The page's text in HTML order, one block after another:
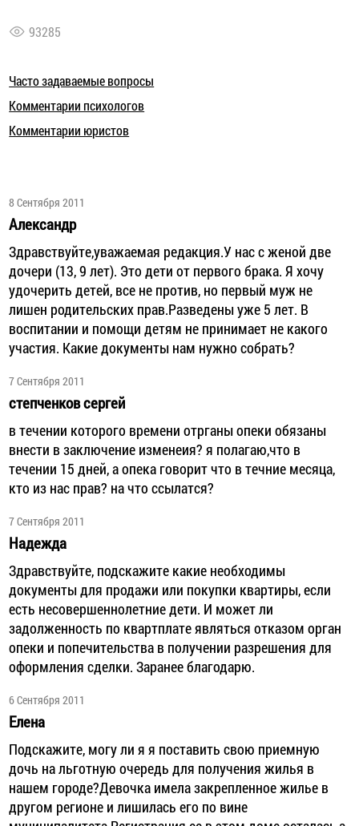
93285
Часто задаваемые вопросы
Комментарии психологов
Комментарии юристов
8 Сентября 2011
Александр
Здравствуйте,уважаемая редакция.У нас с женой две
дочери (13, 9 лет). Это дети от первого брака. Я хочу
удочерить детей, все не против, но первый муж не
лишен родительских прав.Разведены уже 5 лет. В
воспитании и помощи детям не принимает не какого
участия. Какие документы нам нужно собрать?
7 Сентября 2011
степченков сергей
в течении которого времени отрганы опеки обязаны
внести в заключение изменеия? я полагаю,что в
течении 15 дней, а опека говорит что в течние месяца,
кто из нас прав? на что ссылатся?
7 Сентября 2011
Надежда
Здравствуйте, подскажите какие необходимы
документы для продажи или покупки квартиры, если
есть несовершеннолетние дети. И может ли
задолженность по квартплате являться отказом орган
опеки и попечительства в получении разрешения для
оформления сделки. Заранее благодарю.
6 Сентября 2011
Елена
Подскажите, могу ли я я поставить свою приемную
дочь на льготную очередь для получения жилья в
нашем городе?Девочка имела закрепленное жилье в
другом регионе и лишилась его по вине